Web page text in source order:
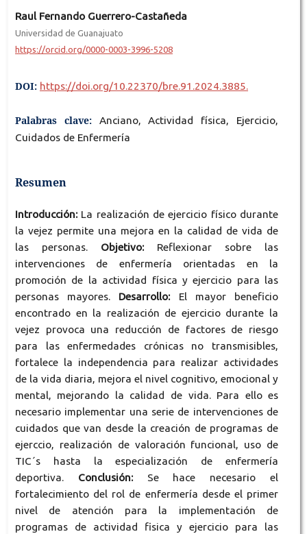
Raul Fernando Guerrero-Castañeda
Universidad de Guanajuato
https://orcid.org/0000-0003-3996-5208
DOI: https://doi.org/10.22370/bre.91.2024.3885.
Palabras clave: Anciano, Actividad física, Ejercicio,
Cuidados de Enfermería
Resumen
Introducción:La realización de ejercicio físico durante
la vejez permite una mejora en la calidad de vida de
las personas. Objetivo: Reflexionar sobre las
intervenciones de enfermería orientadas en la
promoción de la actividad física y ejercicio para las
personas mayores. Desarrollo: El mayor beneficio
encontrado en la realización de ejercicio durante la
vejez provoca una reducción de factores de riesgo
para las enfermedades crónicas no transmisibles,
fortalece la independencia para realizar actividades
de la vida diaria, mejora el nivel cognitivo, emocional y
mental, mejorando la calidad de vida. Para ello es
necesario implementar una serie de intervenciones de
cuidados que van desde la creación de programas de
ejerccio, realización de valoración funcional, uso de
TIC´s hasta la especialización de enfermería
deportiva. Conclusión:Se hace necesario el
fortalecimiento del rol de enfermería desde el primer
nivel de atención para la implementación de
programas de actividad fisica y ejercicio para las